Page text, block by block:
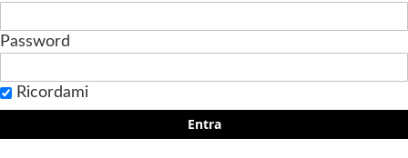
Password
Ricordami
Entra